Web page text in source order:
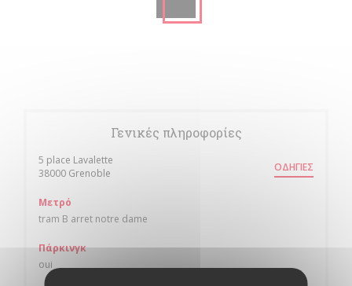
Γενικές πληροφορίες
5 place Lavalette
38000 Grenoble
ΟΔΗΓΊΕΣ
Μετρό
tram B arret notre dame
Πάρκινγκ
oui